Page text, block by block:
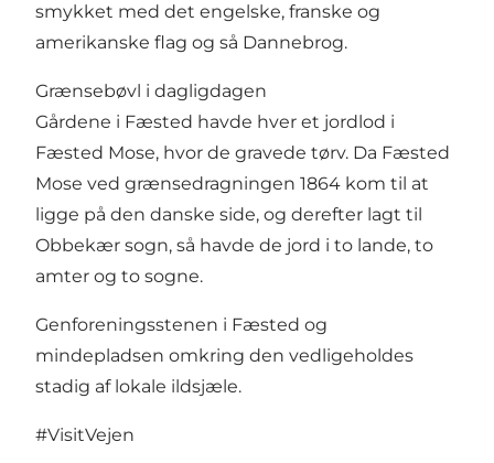
smykket med det engelske, franske og
amerikanske flag og så Dannebrog.
Grænsebøvl i dagligdagen
Gårdene i Fæsted havde hver et jordlod i
Fæsted Mose, hvor de gravede tørv. Da Fæsted
Mose ved grænsedragningen 1864 kom til at
ligge på den danske side, og derefter lagt til
Obbekær sogn, så havde de jord i to lande, to
amter og to sogne.
Genforeningsstenen i Fæsted og
mindepladsen omkring den vedligeholdes
stadig af lokale ildsjæle.
#VisitVejen